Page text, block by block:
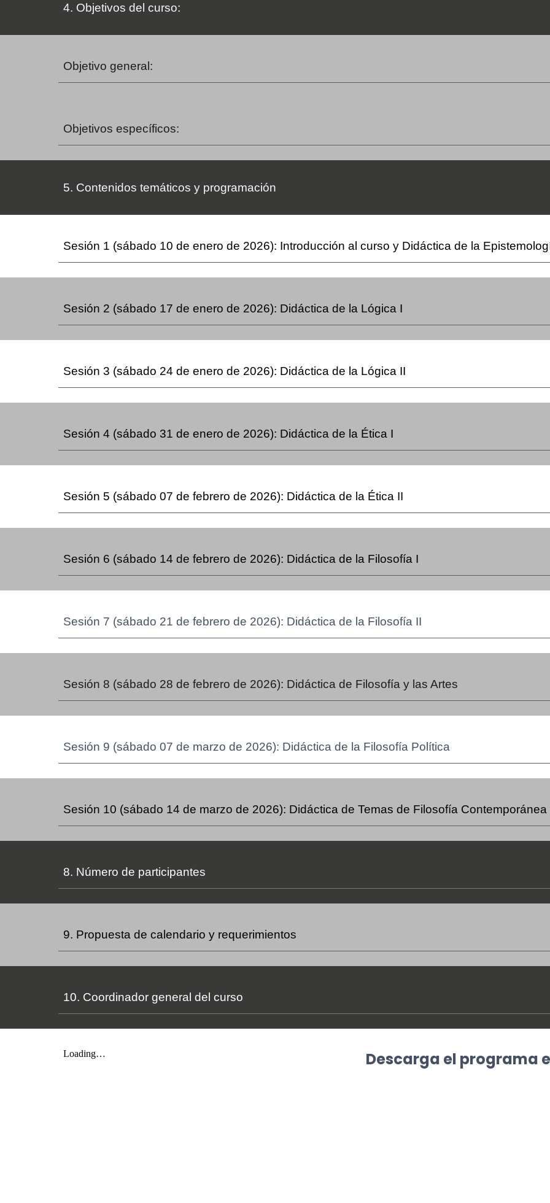
4. Objetivos del curso:
Objetivo general:
Objetivos específicos:
5. Contenidos temáticos y programación
Sesión 1 (sábado 10 de enero de 2026): Introducción al curso y Didáctica de la
Sesión 2 (sábado 17 de enero de 2026): Didáctica de la Lógica I
Sesión 3 (sábado 24 de enero de 2026): Didáctica de la Lógica II
Sesión 4 (sábado 31 de enero de 2026): Didáctica de la Ética I
Sesión 5 (sábado 07 de febrero de 2026): Didáctica de la Ética II
Sesión 6 (sábado 14 de febrero de 2026): Didáctica de la Filosofía I
Sesión 7 (sábado 21 de febrero de 2026): Didáctica de la Filosofía II
Sesión 8 (sábado 28 de febrero de 2026): Didáctica de Filosofía y las Artes
Sesión 9 (sábado 07 de marzo de 2026): Didáctica de la Filosofía Política
Sesión 10 (sábado 14 de marzo de 2026): Didáctica de Temas de Filosofía Contemporánea
8. Número de participantes
9. Propuesta de calendario y requerimientos
10. Coordinador general del curso
Descarga el programa